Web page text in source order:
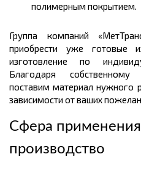
полимерным покрытием.
Группа компаний
приобрести уже готовые
изготовление по
Благодаря собственному
поставим материал нужного
зависимости от ваших
Сфера
производство